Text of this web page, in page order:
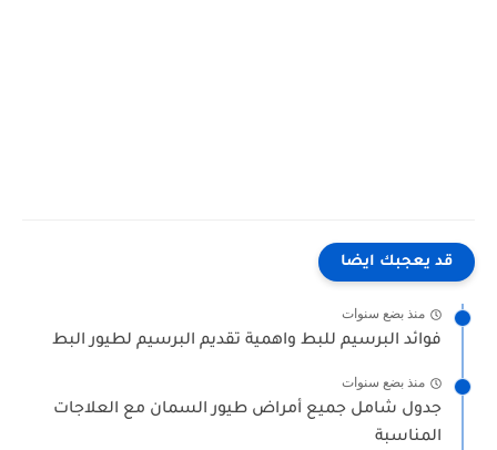
قد يعجبك ايضا
منذ بضع سنوات
فوائد البرسيم للبط واهمية تقديم البرسيم لطيور البط
منذ بضع سنوات
جدول شامل جميع أمراض طيور السمان مع العلاجات
المناسبة